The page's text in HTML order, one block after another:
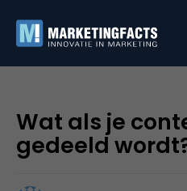
Wat als je
gedeeld